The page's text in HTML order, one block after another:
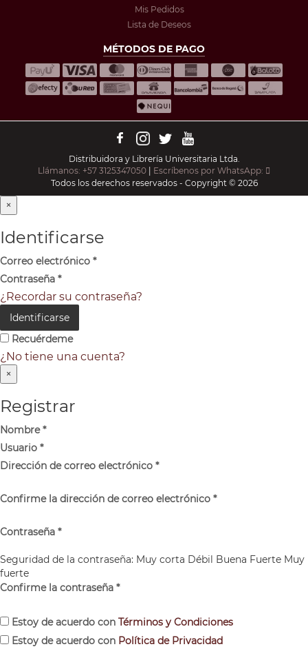
Mis Pedidos
Lista de Deseos
MÉTODOS DE PAGO
Distribuidora y Librería Universitaria Ltda.
Llámanos: +57 3125347050 | Escríbenos por WhatsApp:
Todos los derechos reservados - Copyright © 2026
×
Identificarse
Correo electrónico *
Contraseña *
¿Recordar su contraseña?
Identificarse
Recuérdeme
¿No tiene una cuenta?
×
Registrar
Nombre*
Usuario *
Dirección de correo electrónico *
Confirme la dirección de correo electrónico *
Contraseña *
Seguridad de la contraseña: Muy corta Débil Buena Fuerte Muy
fuerte
Confirme la contraseña *
Estoy de acuerdo con Términos y Condiciones
Estoy de acuerdo con Política de Privacidad